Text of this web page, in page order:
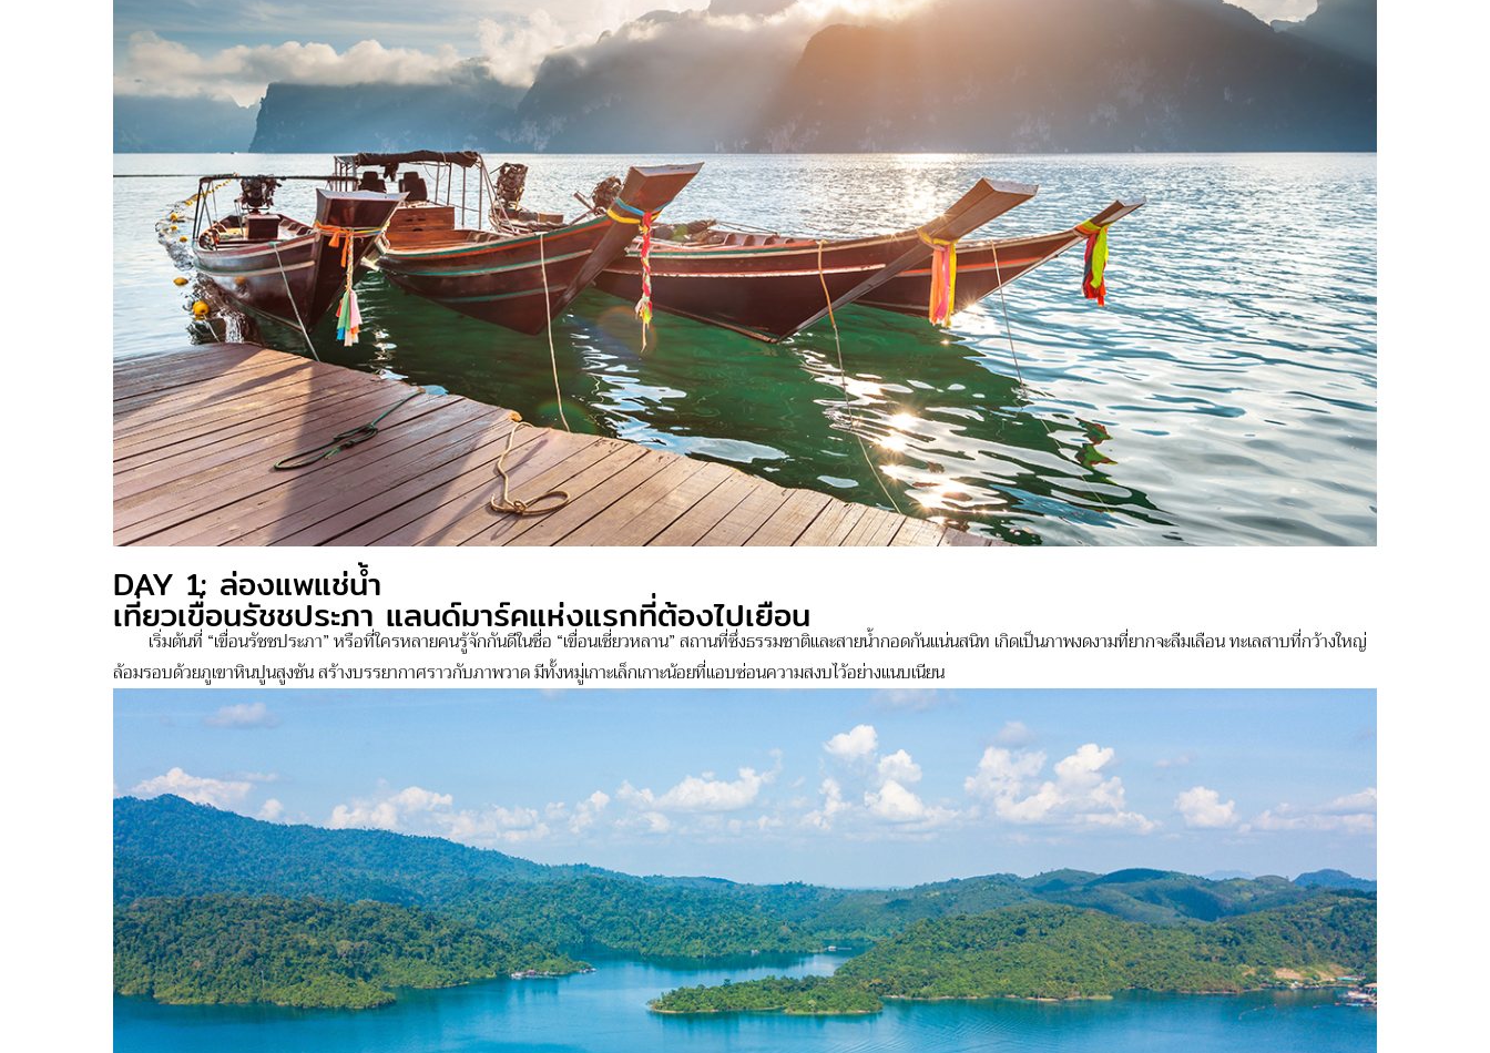
DAY 1: ล่องแพแช่น้ำ
เที่ยวเขื่อนรัชชประภา แลนด์มาร์คแห่งแรกที่ต้องไปเยือน
เริ่มต้นที่ “เขื่อนรัชชประภา” หรือที่ใครหลายคนรู้จักกันดีในชื่อ “เขื่อนเชี่ยวหลาน” สถานที่ซึ่งธรรมชาติและสายน้ำกอดกันแน่นสนิท เกิดเป็นภาพงดงามที่ยากจะลืมเลือน ทะเลสาบที่กว้างใหญ่
ล้อมรอบด้วยภูเขาหินปูนสูงชัน สร้างบรรยากาศราวกับภาพวาด มีทั้งหมู่เกาะเล็กเกาะน้อยที่แอบซ่อนความสงบไว้อย่างแนบเนียน